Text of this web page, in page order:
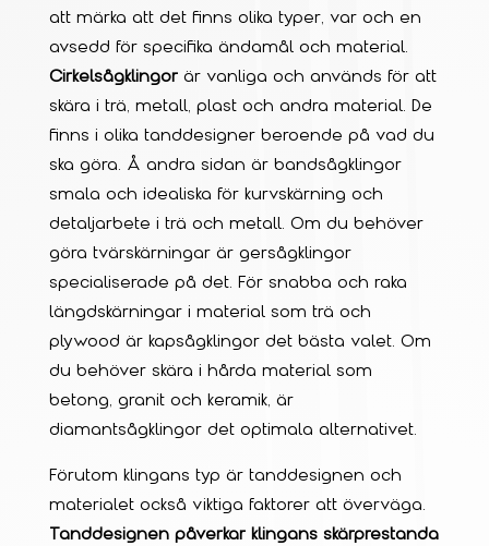
att märka att det finns olika typer, var och en
avsedd för specifika ändamål och material.
Cirkelsågklingorär vanliga och används för att
skära i trä, metall, plast och andra material. De
finns i olika tanddesigner beroende på vad du
ska göra. Å andra sidan är bandsågklingor
smala och idealiska för kurvskärning och
detaljarbete i trä och metall. Om du behöver
göra tvärskärningar är gersågklingor
specialiserade på det. För snabba och raka
längdskärningar i material som trä och
plywood är kapsågklingor det bästa valet. Om
du behöver skära i hårda material som
betong, granit och keramik, är
diamantsågklingor det optimala alternativet.
Förutom klingans typ är tanddesignen och
materialet också viktiga faktorer att överväga.
Tanddesignen påverkar klingans skärprestanda